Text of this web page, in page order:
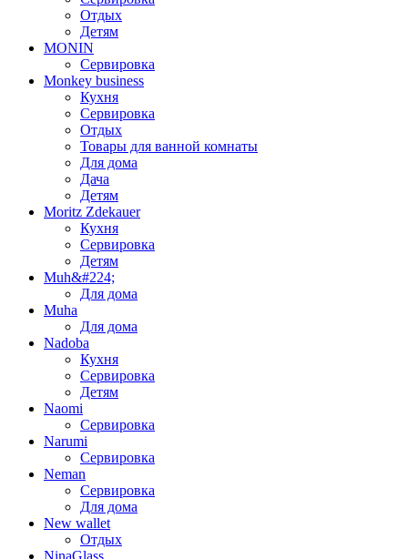
Отдых
Детям
MONIN
Сервировка
Monkey business
Кухня
Сервировка
Отдых
Товары для ванной комнаты
Для дома
Дача
Детям
Moritz Zdekauer
Кухня
Сервировка
Детям
Muh&#224;
Для дома
Muha
Для дома
Nadoba
Кухня
Сервировка
Детям
Naomi
Сервировка
Narumi
Сервировка
Neman
Сервировка
Для дома
New wallet
Отдых